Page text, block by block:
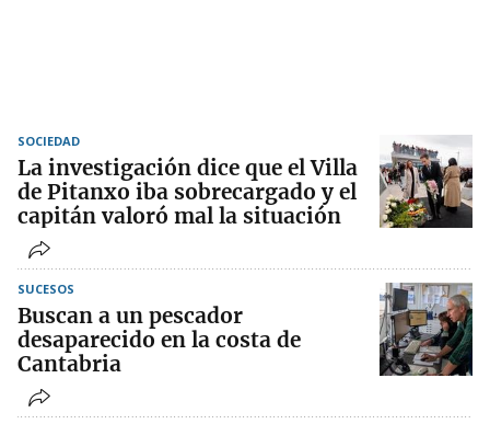
SOCIEDAD
La investigación dice que el Villa
de Pitanxo iba sobrecargado y el
capitán valoró mal la situación
SUCESOS
Buscan a un pescador
desaparecido en la costa de
Cantabria